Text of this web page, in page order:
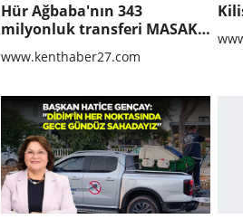
Hür Ağbaba'nın 343
milyonluk transferi MASAK
raporunda! Veli Ağbaba'ya
milyonlar gitmiş
www.kenthaber27.com